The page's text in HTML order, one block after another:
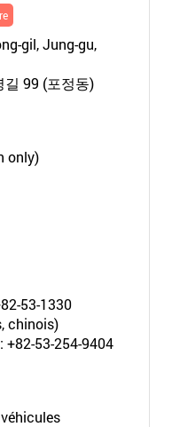
gil, Jung-gu,
99 (포정동)
only)
53-1330
chinois)
+82-53-254-9404